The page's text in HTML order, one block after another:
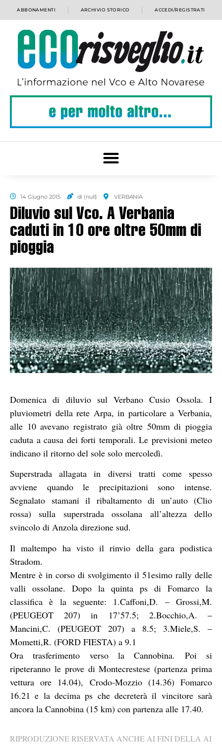
ABBONAMENTI ARCHIVIO STORICO ACCEDI/REGISTRATI
14 Giugno 2015 di (null) VERBANIA
Diluvio sul Vco. A Verbania
caduti in 10 ore oltre 50mm di
pioggia
Domenica di diluvio sul Verbano Cusio Ossola. I
pluviometri della rete Arpa, in particolare a Verbania,
alle 10 avevano registrato già oltre 50mm di pioggia
caduta a causa dei forti temporali. Le previsioni meteo
indicano il ritorno del sole solo mercoledì.
Superstrada allagata in diversi tratti come spesso
avviene quando le precipitazioni sono intense.
Segnalato stamani il ribaltamento di un’auto (Clio
rossa) sulla superstrada ossolana all’altezza dello
svincolo di Anzola direzione sud.
Il maltempo ha visto il rinvio della gara podistica
Stradom.
Mentre è in corso di svolgimento il 51esimo rally delle
valli ossolane. Dopo la quinta ps di Fomarco la
classifica è la seguente: 1.Caffoni,D. – Grossi,M.
(PEUGEOT 207) in 17’57.5; 2.Bocchio,A. –
Mancini,C. (PEUGEOT 207) a 8.5; 3.Miele,S. –
Mometti,R. (FORD FIESTA) a 9.1
Ora trasferimento verso la Cannobina. Poi si
ripeteranno le prove di Montecrestese (partenza prima
vettura ore 14.04), Crodo-Mozzio (14.36) Fomarco
16.21 e la decima ps che decreterà il vincitore sarà
ancora la Cannobina (15 km) con partenza alle 17.40.
RIPRODUZIONE RISERVATA ANCHE AI FINI DELLA AI